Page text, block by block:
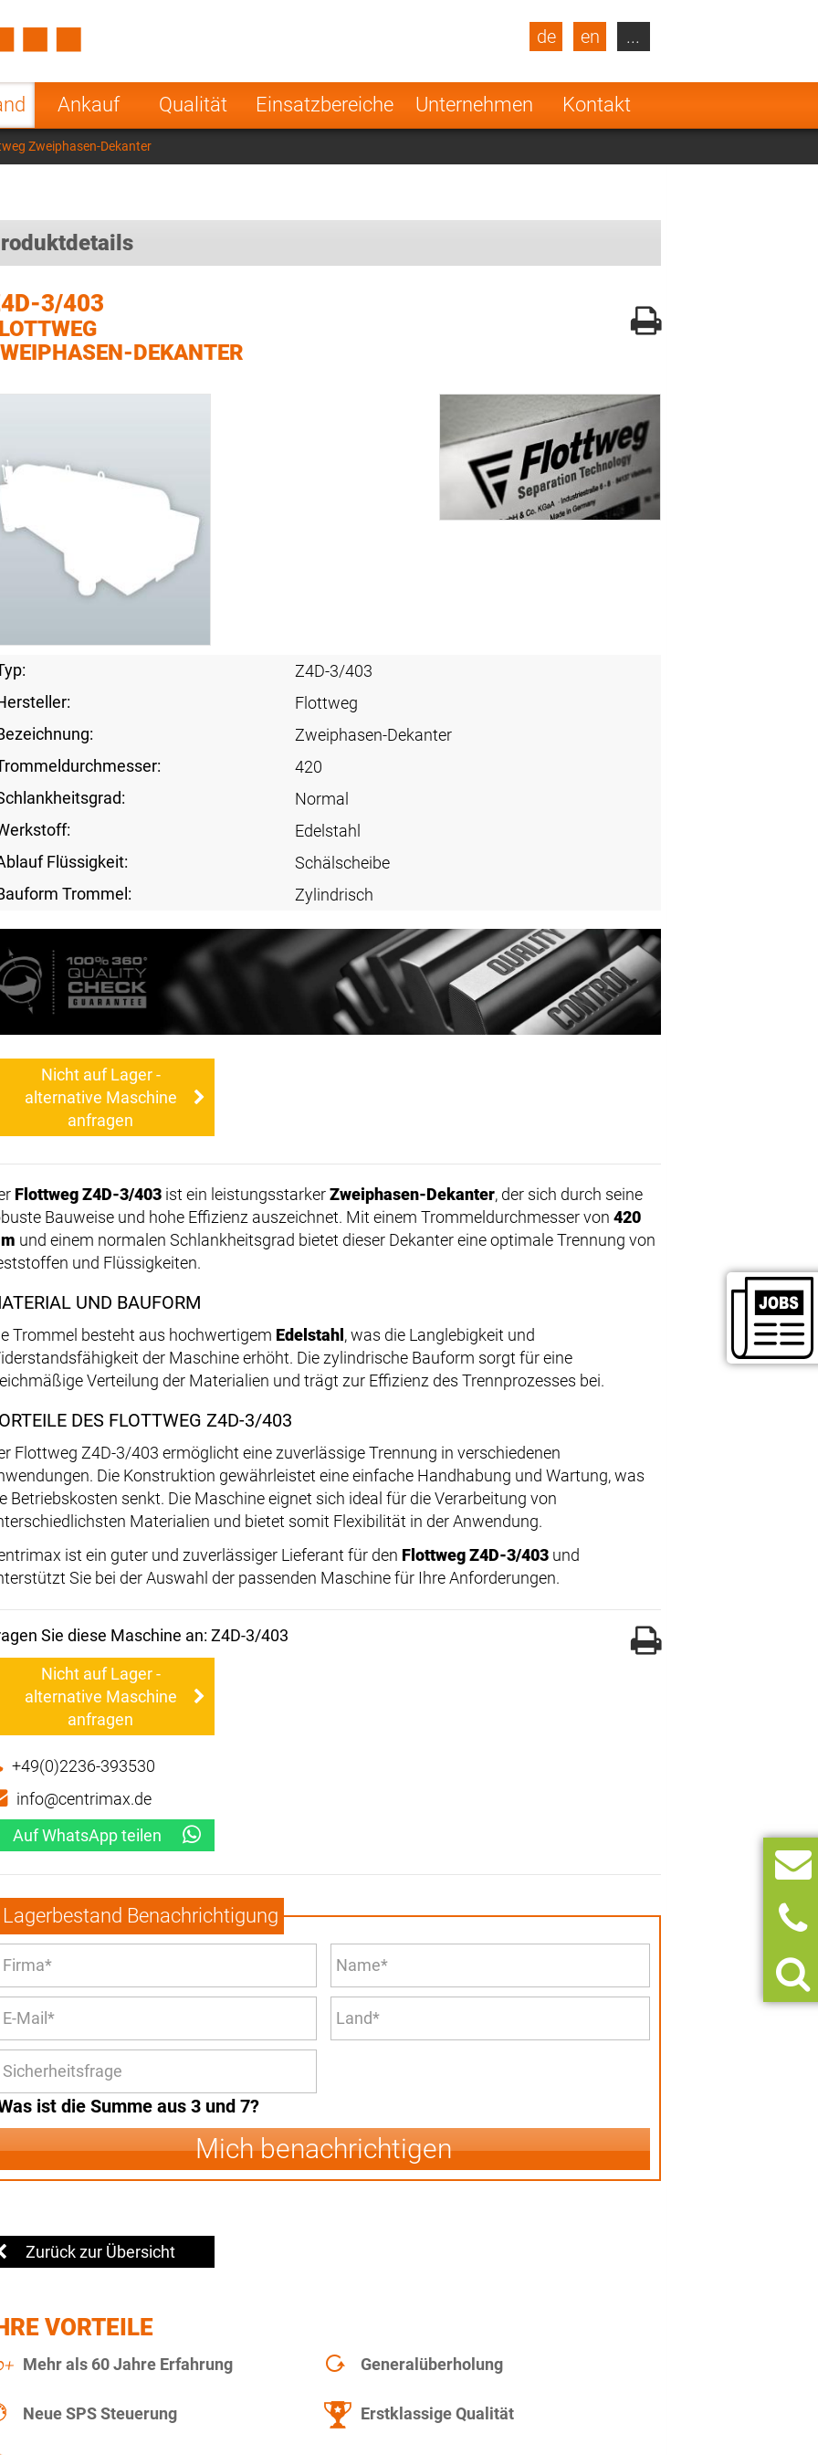
Ankauf Qualität Einsatzbereiche Unternehmen Kontakt
de en
Turkey
Poland Norway
Netherlands
India
...
Zweiphasen-Dekanter
3/403
DEKANTER
Z4D-3/403
Flottweg
Zweiphasen-Dekanter
420
Normal
Edelstahl
Flüssigkeit:
Schälscheibe
Trommel:
Zylindrisch
Nicht auf Lager -
alternative Maschine
anfragen
Flottweg Z4D-3/403 ist ein leistungsstarkerZweiphasen-Dekanter, der sich durch seine
Bauweise und hohe Effizienz auszeichnet. Mit einem Trommeldurchmesser von 420
und einem normalen Schlankheitsgrad bietet dieser Dekanter eine optimale Trennung von
und Flüssigkeiten.
UND BAUFORM
Trommel besteht aus hochwertigem Edelstahl , was die Langlebigkeit und
der Maschine erhöht. Die zylindrische Bauform sorgt für eine
Verteilung der Materialien und trägt zur Effizienz des Trennprozesses bei.
DES FLOTTWEG Z4D-3/403
Flottweg Z4D-3/403 ermöglicht eine zuverlässige Trennung in verschiedenen
Die Konstruktion gewährleistet eine einfache Handhabung und Wartung, was
Betriebskosten senkt. Die Maschine eignet sich ideal für die Verarbeitung von
Materialien und bietet somit Flexibilität in der Anwendung.
ist ein guter und zuverlässiger Lieferant für den Flottweg Z4D-3/403 und
Sie bei der Auswahl der passenden Maschine für Ihre Anforderungen.
Sie diese Maschine an: Z4D-3/403
Nicht auf Lager -
alternative Maschine
anfragen
+49(0)2236-393530
info@centrimax.de
Auf WhatsApp teilen
Lagerbestand Benachrichtigung
ist die Summe aus 3 und 7?
Mich benachrichtigen
Zurück zur Übersicht
VORTEILE
Mehr als 60 Jahre Erfahrung Generalüberholung
Neue SPS Steuerung Erstklassige Qualität